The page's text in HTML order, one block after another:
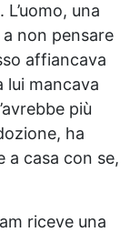
una
non pensare
affiancava
lui mancava
più
ha
a casa con se,
riceve una